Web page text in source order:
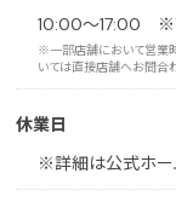
10:00～17:00 ※
※一部店舗において営業
いては直接店舗へお問合
休業日
※詳細は公式ホー